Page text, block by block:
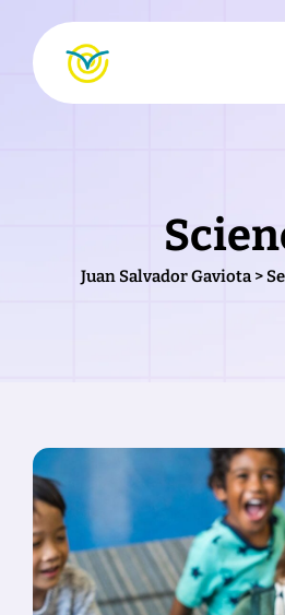
content
Juan Salvador Gaviota>